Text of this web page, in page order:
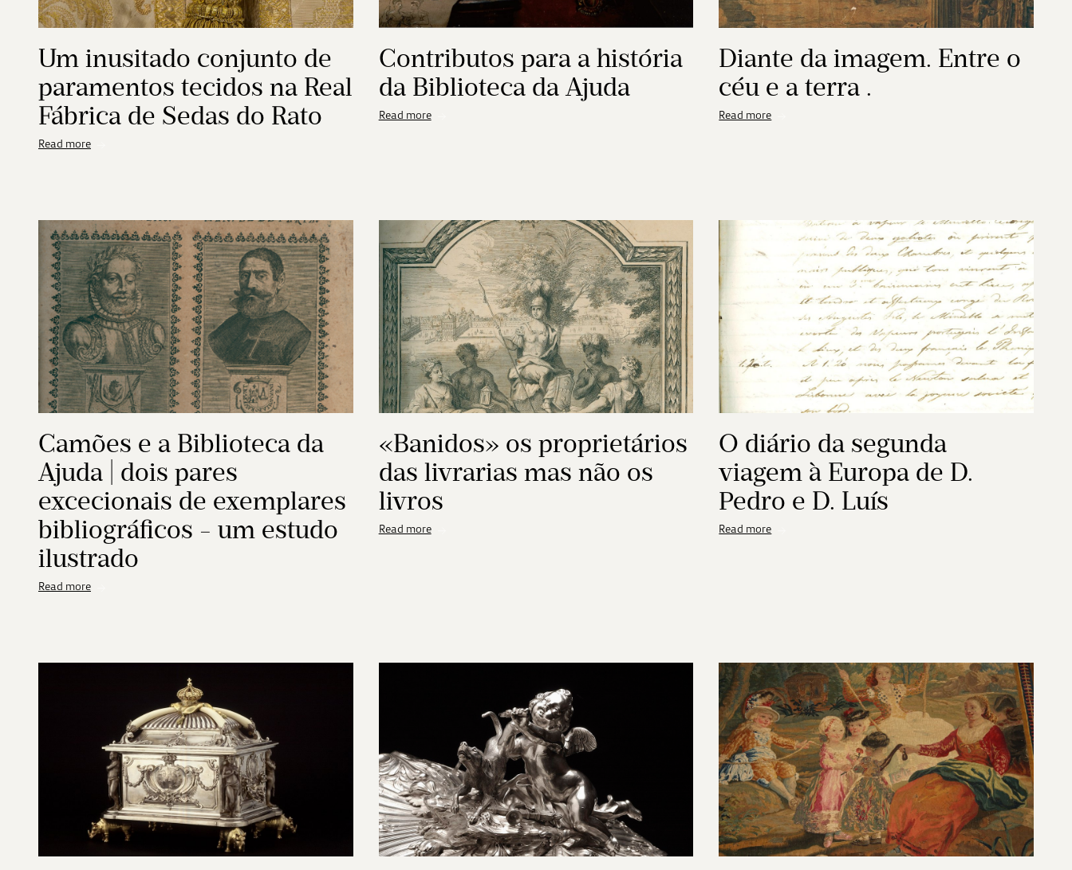
Um inusitado conjunto de
paramentos tecidos na Real
Fábrica de Sedas do Rato
Read more
Contributos para a história
da Biblioteca da Ajuda
Read more
Diante da imagem. Entre o
céu e a terra .
Read more
Camões e a Biblioteca da
Ajuda | dois pares
excecionais de exemplares
bibliográficos - um estudo
ilustrado
Read more
«Banidos» os proprietários
das livrarias mas não os
livros
Read more
O diário da segunda
viagem à Europa de D.
Pedro e D. Luís
Read more